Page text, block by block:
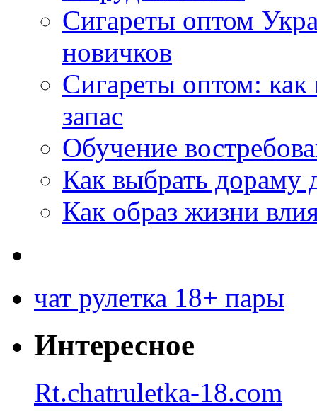
Сигареты оптом
новичков
Сигареты оптом:
запас
Обучение
Как выбрать дораму
Как образ жизни
чат рулетка 18+ пары
Интересное
Rt.chatruletka-18.com